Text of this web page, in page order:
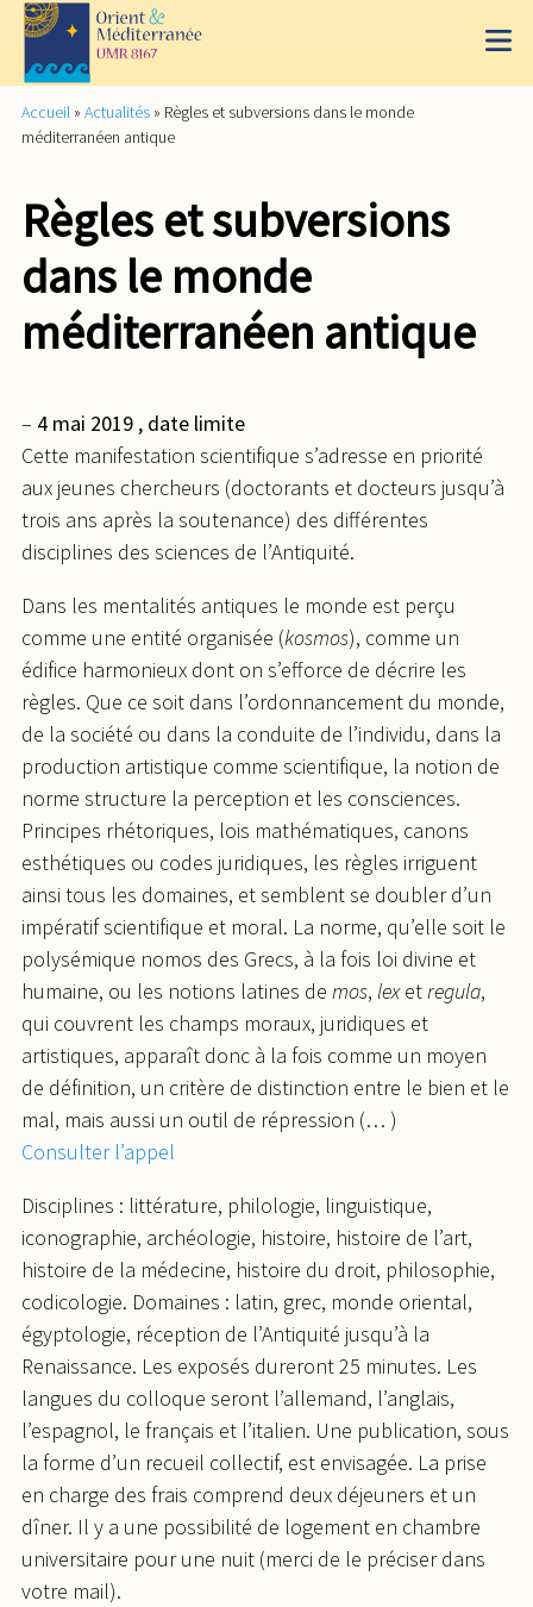
Accueil » Actualités » Règles et subversions dans le monde
méditerranéen antique
Règles et subversions
dans le monde
méditerranéen antique
– 4 mai 2019 , date limite
Cette manifestation scientifique s’adresse en priorité
aux jeunes chercheurs (doctorants et docteurs jusqu’à
trois ans après la soutenance) des différentes
disciplines des sciences de l’Antiquité.
Dans les mentalités antiques le monde est perçu
comme une entité organisée (kosmos), comme un
édifice harmonieux dont on s’efforce de décrire les
règles. Que ce soit dans l’ordonnancement du monde,
de la société ou dans la conduite de l’individu, dans la
production artistique comme scientifique, la notion de
norme structure la perception et les consciences.
Principes rhétoriques, lois mathématiques, canons
esthétiques ou codes juridiques, les règles irriguent
ainsi tous les domaines, et semblent se doubler d’un
impératif scientifique et moral. La norme, qu’elle soit le
polysémique nomos des Grecs, à la fois loi divine et
humaine, ou les notions latines de mos, lexetregula,
qui couvrent les champs moraux, juridiques et
artistiques, apparaît donc à la fois comme un moyen
de définition, un critère de distinction entre le bien et le
mal, mais aussi un outil de répression (… )
Consulter l’appel
Disciplines : littérature, philologie, linguistique,
iconographie, archéologie, histoire, histoire de l’art,
histoire de la médecine, histoire du droit, philosophie,
codicologie. Domaines : latin, grec, monde oriental,
égyptologie, réception de l’Antiquité jusqu’à la
Renaissance. Les exposés dureront 25 minutes. Les
langues du colloque seront l’allemand, l’anglais,
l’espagnol, le français et l’italien. Une publication, sous
la forme d’un recueil collectif, est envisagée. La prise
en charge des frais comprend deux déjeuners et un
dîner. Il y a une possibilité de logement en chambre
universitaire pour une nuit (merci de le préciser dans
votre mail).